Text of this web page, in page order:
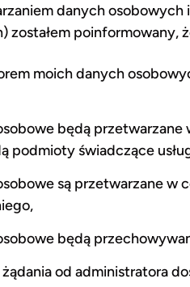
danych
zostałem poinformowany,
moich danych
będą
podmioty świadczące
są przetwarzane w
będą
od administratora